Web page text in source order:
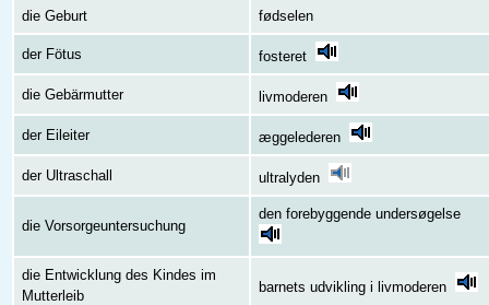
die Geburt fødselen
der Fötus fosteret
die Gebärmutter livmoderen
der Eileiter æggelederen
der Ultraschall ultralyden
die Vorsorgeuntersuchung
den forebyggende undersøgelse
die Entwicklung des Kindes im
Mutterleib
barnets udvikling i livmoderen